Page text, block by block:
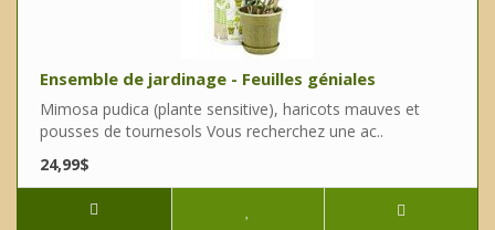
Ensemble de jardinage - Feuilles géniales
Mimosa pudica (plante sensitive), haricots mauves et
pousses de tournesols Vous recherchez une ac..
24,99$